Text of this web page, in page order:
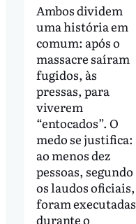
Ambos dividem
uma história em
comum: após o
massacre saíram
fugidos, às
pressas, para
viverem
“entocados”. O
medo se justifica:
ao menos dez
pessoas, segundo
os laudos oficiais,
foram executadas
durante o